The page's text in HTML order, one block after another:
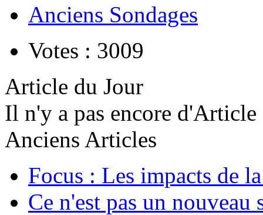
Anciens Sondages
Votes : 3009
Article du Jour
Il n'y a pas encore d'Article
Anciens Articles
Focus : Les impacts de
Ce n'est pas un